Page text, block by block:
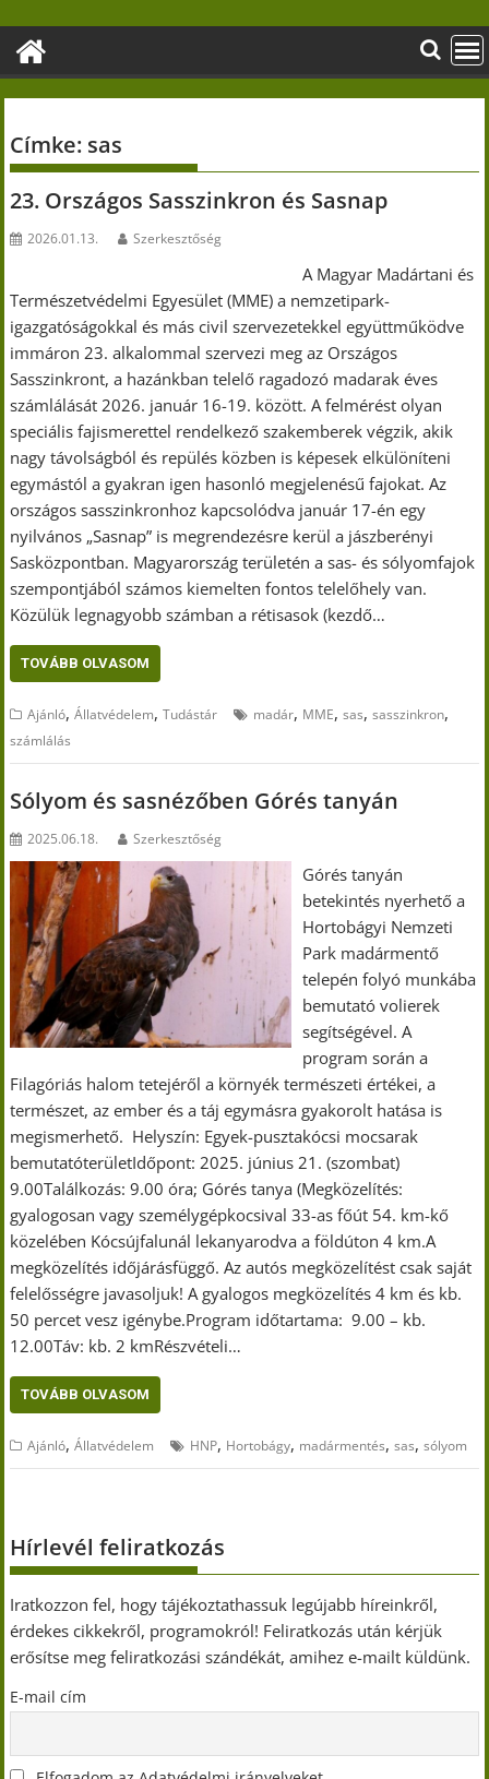
content
Címke: sas
23. Országos Sasszinkron és Sasnap
2026.01.13. Szerkesztőség
A Magyar Madártani és
Természetvédelmi Egyesület (MME) a nemzetipark-
igazgatóságokkal és más civil szervezetekkel együttműködve
immáron 23. alkalommal szervezi meg az Országos
Sasszinkront, a hazánkban telelő ragadozó madarak éves
számlálását 2026. január 16-19. között. A felmérést olyan
speciális fajismerettel rendelkező szakemberek végzik, akik
nagy távolságból és repülés közben is képesek elkülöníteni
egymástól a gyakran igen hasonló megjelenésű fajokat. Az
országos sasszinkronhoz kapcsolódva január 17-én egy
nyilvános „Sasnap” is megrendezésre kerül a jászberényi
Sasközpontban. Magyarország területén a sas- és sólyomfajok
szempontjából számos kiemelten fontos telelőhely van.
Közülük legnagyobb számban a rétisasok (kezdő…
TOVÁBB OLVASOM
Ajánló,Állatvédelem,Tudástár madár, MME,sas,sasszinkron,
számlálás
Sólyom és sasnézőben Górés tanyán
2025.06.18. Szerkesztőség
Górés tanyán
betekintés nyerhető a
Hortobágyi Nemzeti
Park madármentő
telepén folyó munkába
bemutató volierek
segítségével. A
program során a
Filagóriás halom tetejéről a környék természeti értékei, a
természet, az ember és a táj egymásra gyakorolt hatása is
megismerhető. Helyszín: Egyek-pusztakócsi mocsarak
bemutatóterületIdőpont: 2025. június 21. (szombat)
9.00Találkozás: 9.00 óra; Górés tanya (Megközelítés:
gyalogosan vagy személygépkocsival 33-as főút 54. km-kő
közelében Kócsújfalunál lekanyarodva a földúton 4 km.A
megközelítés időjárásfüggő. Az autós megközelítést csak saját
felelősségre javasoljuk! A gyalogos megközelítés 4 km és kb.
50 percet vesz igénybe.Program időtartama: 9.00 – kb.
12.00Táv: kb. 2 kmRészvételi…
TOVÁBB OLVASOM
Ajánló,Állatvédelem HNP, Hortobágy, madármentés,sas,sólyom
Hírlevél feliratkozás
Iratkozzon fel, hogy tájékoztathassuk legújabb híreinkről,
érdekes cikkekről, programokról! Feliratkozás után kérjük
erősítse meg feliratkozási szándékát, amihez e-mailt küldünk.
E-mail cím